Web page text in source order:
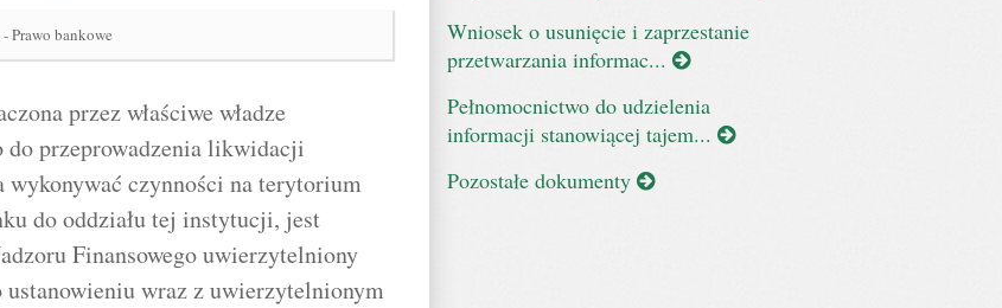
Prawo bankowe
przez właściwe władze
do przeprowadzenia likwidacji
czynności na terytorium
do oddziału tej instytucji, jest
Finansowego uwierzytelniony
wraz z uwierzytelnionym
Wniosek o usunięcie i zaprzestanie
przetwarzania informac...
Pełnomocnictwo do udzielenia
informacji stanowiącej tajem...
Pozostałe dokumenty